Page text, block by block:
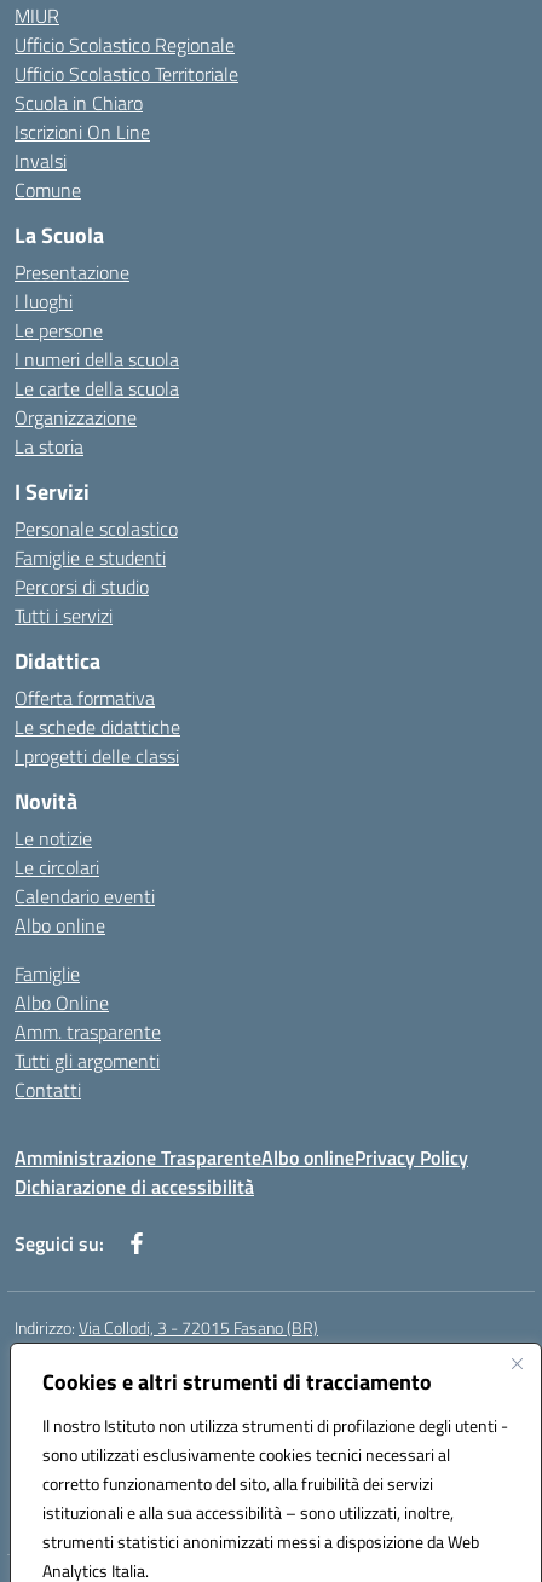
Cookies e altri strumenti di tracciamento
Il nostro Istituto non utilizza strumenti di profilazione degli utenti -
sono utilizzati esclusivamente cookies tecnici necessari al
corretto funzionamento del sito, alla fruibilità dei servizi
istituzionali e alla sua accessibilità – sono utilizzati, inoltre,
strumenti statistici anonimizzati messi a disposizione da Web
Analytics Italia.
MIUR
Ufficio Scolastico Regionale
Ufficio Scolastico Territoriale
Scuola in Chiaro
Iscrizioni On Line
Invalsi
Comune
La Scuola
Presentazione
I luoghi
Le persone
I numeri della scuola
Le carte della scuola
Organizzazione
La storia
I Servizi
Personale scolastico
Famiglie e studenti
Percorsi di studio
Tutti i servizi
Didattica
Offerta formativa
Le schede didattiche
I progetti delle classi
Novità
Le notizie
Le circolari
Calendario eventi
Albo online
Famiglie
Albo Online
Amm. trasparente
Tutti gli argomenti
Contatti
Amministrazione TrasparenteAlbo onlinePrivacy Policy
Dichiarazione di accessibilità
Seguici su:
Indirizzo:Via Collodi, 3 - 72015 Fasano (BR)
Centralino:
Posta elettronica certificata (PEC):bric839004@pec.istruzione.it
Codice fiscale: 90059320748
Codice meccanografico:BRIC839004
Codice Indice delle Pubbliche Amministrazioni (IPA): istsc_bree02200r
Codice unico di fatturazione (CUF): MIL3BD